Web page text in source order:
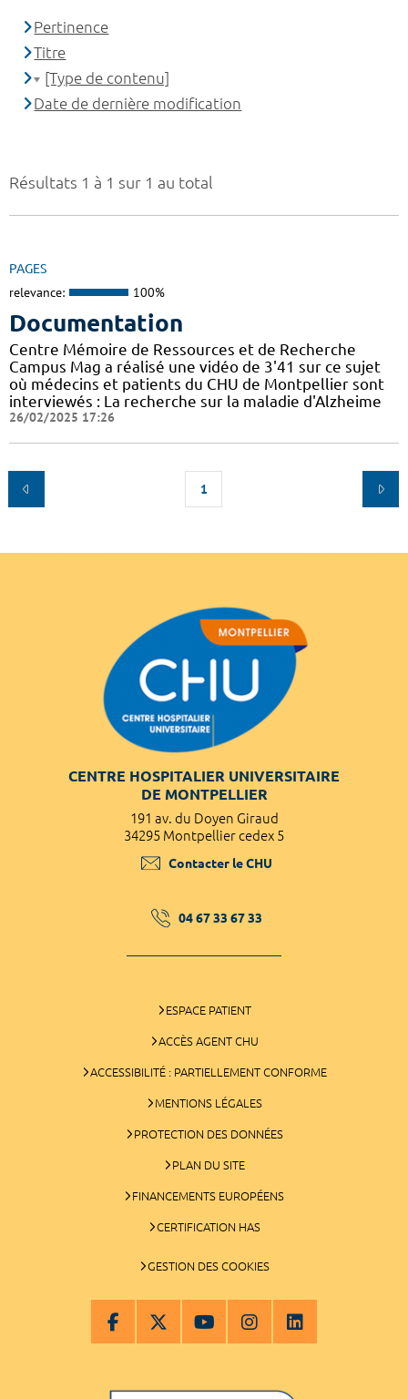
Résultats 1 à 1 sur 1 au total
PAGES
relevance: 100%
Documentation
Centre Mémoire de Ressources et de Recherche
Campus Mag a réalisé une vidéo de 3'41 sur ce sujet
où médecins et patients du CHU de Montpellier sont
interviewés : La recherche sur la maladie d'Alzheime
26/02/2025 17:26
1
Pertinence
Titre
[Type de contenu]
Date de dernière modification
CENTRE HOSPITALIER UNIVERSITAIRE
DE MONTPELLIER
191 av. du Doyen Giraud
34295 Montpellier cedex 5
Contacter le CHU
04 67 33 67 33
ESPACE PATIENT
ACCÈS AGENT CHU
ACCESSIBILITÉ : PARTIELLEMENT CONFORME
MENTIONS LÉGALES
PROTECTION DES DONNÉES
PLAN DU SITE
FINANCEMENTS EUROPÉENS
CERTIFICATION HAS
GESTION DES COOKIES